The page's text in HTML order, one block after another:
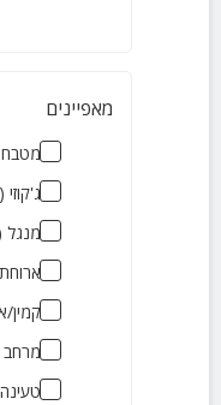
בקתות
(
18
)
מאפיינים
מטבח
ג'קוזי (
מנגל
קמין/
מרחב